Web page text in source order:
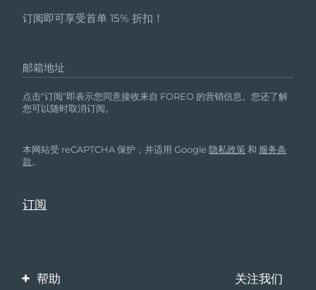
订阅即可享受首单 15% 折扣！
邮箱地址
点击“订阅”即表示您同意接收来自 FOREO 的营销信息。您还了解
您可以随时取消订阅。
本网站受 reCAPTCHA 保护，并适用 Google隐私政策 和 服务条
款。
帮助 关注我们